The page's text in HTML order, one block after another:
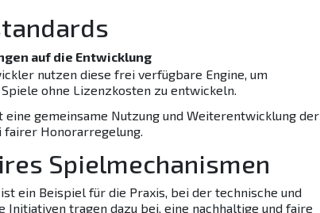
auf die Entwicklung
nutzen diese frei verfügbare Engine, um
ohne Lizenzkosten zu entwickeln.
eine gemeinsame Nutzung und Weiterentwicklung der
fairer Honorarregelung.
Spielmechanismen
ist ein Beispiel für die Praxis, bei der technische und
tragen dazu bei, eine nachhaltige und faire